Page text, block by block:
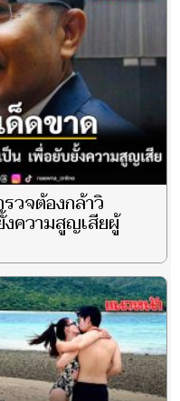
วจต้องกล้าวิ
ความสูญเสียผู้